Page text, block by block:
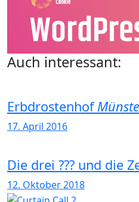
Auch interessant:
Erbdrostenhof
17. April 2016
Die drei ??? und die
12. Oktober 2018